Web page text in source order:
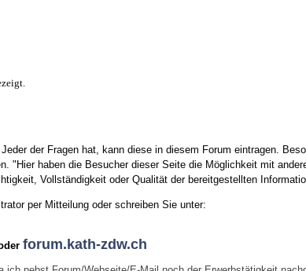
der Fragen hat, kann diese in diesem Forum eintragen.
"Hier haben die Besucher dieser Seite die Möglichkeit mit
Vollständigkeit oder Qualität der bereitgestellten
per Mitteilung oder schreiben Sie unter:
forum.kath-zdw.ch